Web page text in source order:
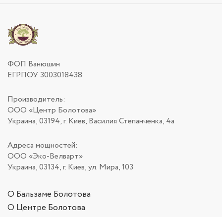
ФОП Ванюшин
ЕГРПОУ 3003018438
Производитель:
ООО «Центр Болотова»
Украина, 03194, г. Киев, Василия Степанченка, 4а
Адреса мощностей:
ООО «Эко-Велварт»
Украина, 03134, г. Киев, ул. Мира, 103
О Бальзаме Болотова
О Центре Болотова